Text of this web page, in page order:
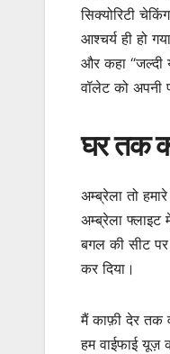
सिक्योरिटी
आश्चर्य ही हो
और कहा “जल्दी
वॉलेट को अपनी
घर तक
अम्ब्रेला तो
अम्ब्रेला
बगल की सीट
कर दिया।
मैं काफ़ी देर तक
हम वाईफाई यूज़